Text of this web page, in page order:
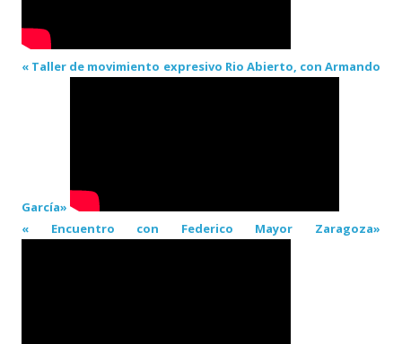
« Taller de movimiento expresivo Rio Abierto, con Armando
García»
« Encuentro con Federico Mayor Zaragoza»